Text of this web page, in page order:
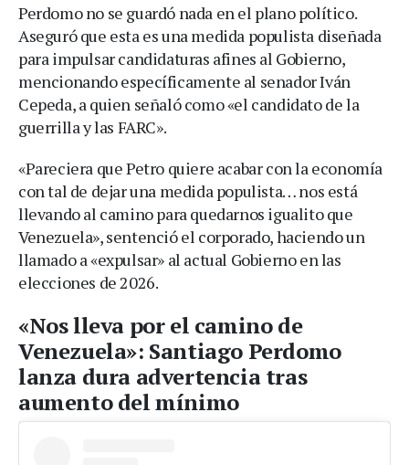
Perdomo no se guardó nada en el plano político.
Aseguró que esta es una medida populista diseñada
para impulsar candidaturas afines al Gobierno,
mencionando específicamente al senador Iván
Cepeda, a quien señaló como «el candidato de la
guerrilla y las FARC».
«Pareciera que Petro quiere acabar con la economía
con tal de dejar una medida populista… nos está
llevando al camino para quedarnos igualito que
Venezuela», sentenció el corporado, haciendo un
llamado a «expulsar» al actual Gobierno en las
elecciones de 2026.
«Nos lleva por el camino de
Venezuela»: Santiago Perdomo
lanza dura advertencia tras
aumento del mínimo